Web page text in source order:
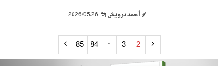
أحمد درويش 2026/05/26
2
3
..
84
85